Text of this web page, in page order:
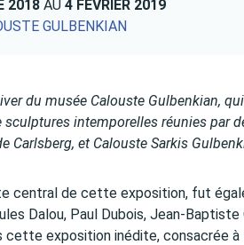
2018 AU 4 FÉVRIER 2019
GULBENKIAN
du musée Calouste Gulbenkian,
intemporelles réunies par
Carlsberg, et Calouste Sarkis
central de cette exposition, fut
Dalou, Paul Dubois, Jean-
exposition inédite, consacrée